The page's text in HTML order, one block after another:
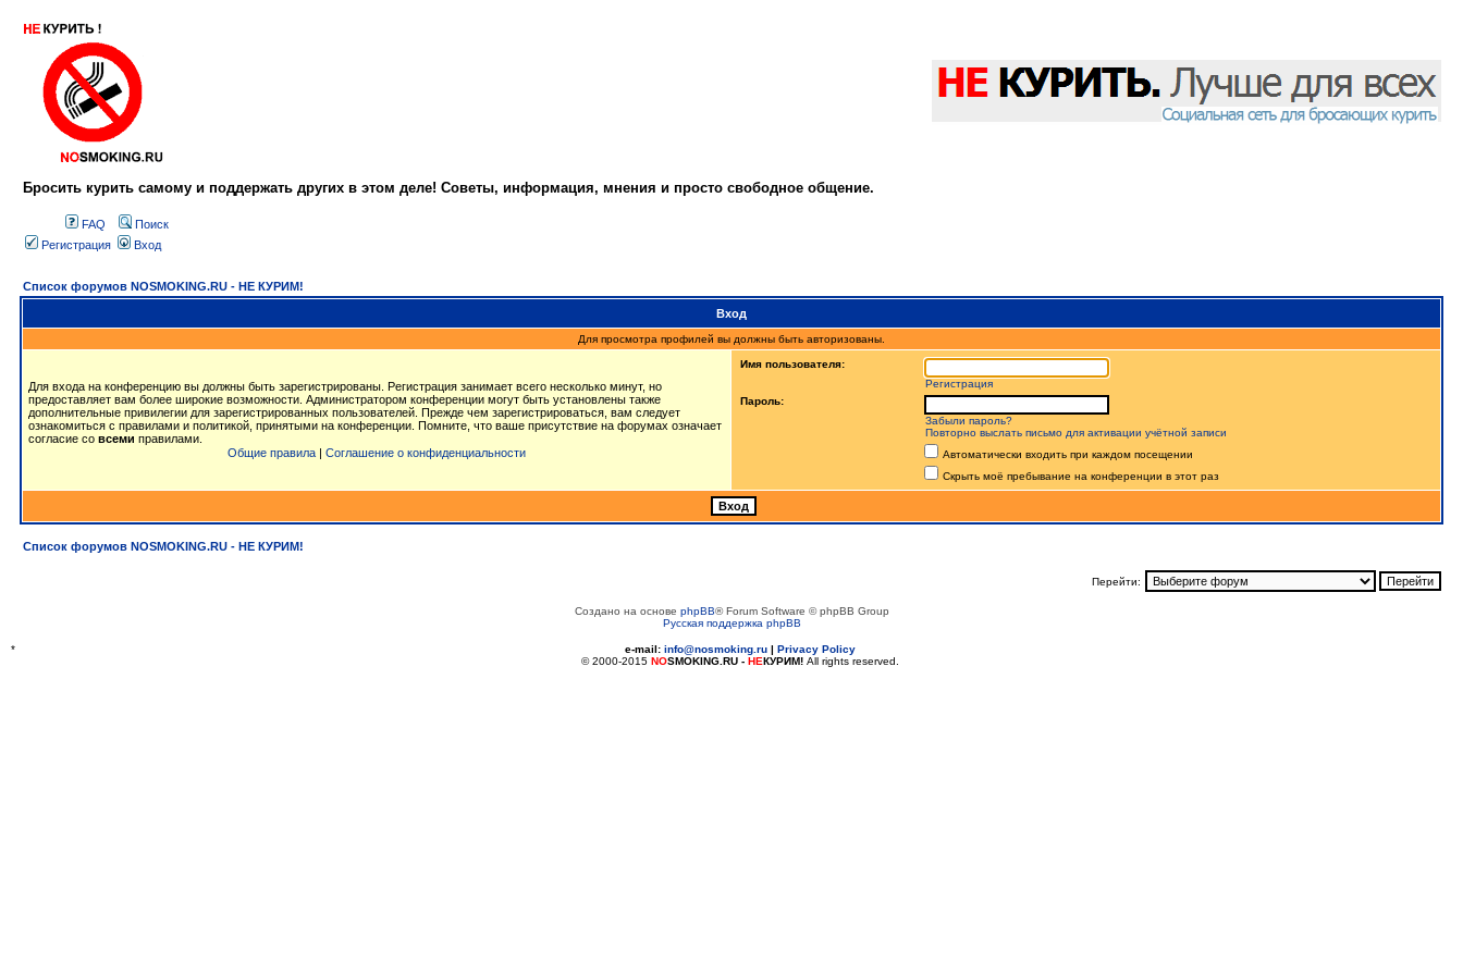
Бросить курить самому и поддержать других в этом деле! Советы, информация, мнения и просто свободное общение.
FAQ
Поиск
Регистрация
Вход
Список форумов NOSMOKING.RU - НЕ КУРИМ!
Вход
Для просмотра профилей вы должны быть авторизованы.
Для входа на конференцию вы должны быть зарегистрированы. Регистрация занимает всего несколько минут, но
предоставляет вам более широкие возможности. Администратором конференции могут быть установлены также
дополнительные привилегии для зарегистрированных пользователей. Прежде чем зарегистрироваться, вам следует
ознакомиться с правилами и политикой, принятыми на конференции. Помните, что ваше присутствие на форумах означает
согласие со всеми правилами.
Общие правила | Соглашение о конфиденциальности
Имя пользователя:
Регистрация
Пароль:
Забыли пароль?
Повторно выслать письмо для активации учётной записи
Автоматически входить при каждом посещении
Скрыть моё пребывание на конференции в этот раз
Список форумов NOSMOKING.RU - НЕ КУРИМ!
Перейти:
Создано на основе phpBB® Forum Software © phpBB Group
Русская поддержка phpBB
* e-mail: info@nosmoking.ru | Privacy Policy
© 2000-2015 NOSMOKING.RU - НЕКУРИМ! All rights reserved.